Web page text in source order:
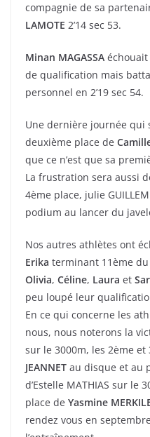
compagnie de sa
LAMOTE 2’14 sec 53.
Minan MAGASSA
de qualification mais
personnel en 2’19 sec 54.
Une dernière journée qui
deuxième place de
que ce n’est que sa
La frustration sera aussi
4ème place, julie
podium au lancer du
Nos autres athlètes ont
Erika terminant 11ème
Olivia, Céline, Laura et
peu loupé leur
En ce qui concerne les
nous, nous noterons la
sur le 3000m, les 2ème et
JEANNET au disque et au
d’Estelle MATHIAS sur le
place de Yasmine
rendez vous en